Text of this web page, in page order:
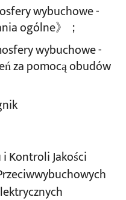
wybuchowe -
ogólne》；
wybuchowe -
za pomocą obudów
Kontroli Jakości